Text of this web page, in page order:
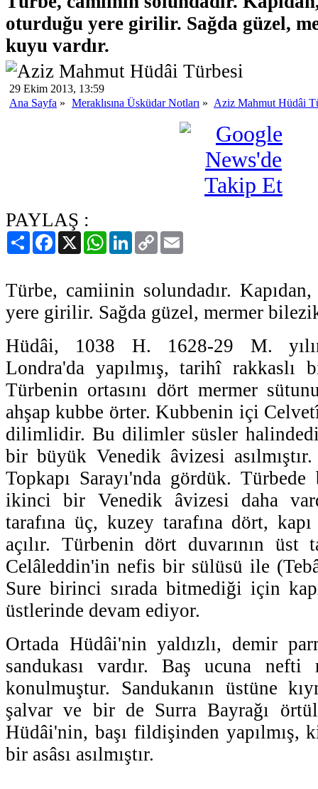
oturduğu yere girilir. Sağda güzel,
kuyu vardır.
29 Ekim 2013, 13:59
Ana Sayfa » Meraklısına Üsküdar Notları » Aziz Mahmut Hüdâi
PAYLAŞ :
PaylaşFacebook
X WhatsAppLinkedIn
Copy
Link
Türbe, camiinin solundadır.
yere girilir. Sağda güzel, mermer
Hüdâi, 1038 H. 1628-29 M.
Londra'da yapılmış, tarihî rakkaslı
Türbenin ortasını dört mermer
ahşap kubbe örter. Kubbenin içi
dilimlidir. Bu dilimler süsler
bir büyük Venedik âvizesi
Topkapı Sarayı'nda gördük.
ikinci bir Venedik âvizesi daha
tarafına üç, kuzey tarafına dört,
açılır. Türbenin dört duvarının üst
Celâleddin'in nefis bir sülüsü ile
Sure birinci sırada bitmediği için
üstlerinde devam ediyor.
Ortada Hüdâi'nin yaldızlı, demir
sandukası vardır. Baş ucuna
konulmuştur. Sandukanın üstüne
şalvar ve bir de Surra Bayrağı
Hüdâi'nin, başı fildişinden yapılmış,
bir asâsı asılmıştır.